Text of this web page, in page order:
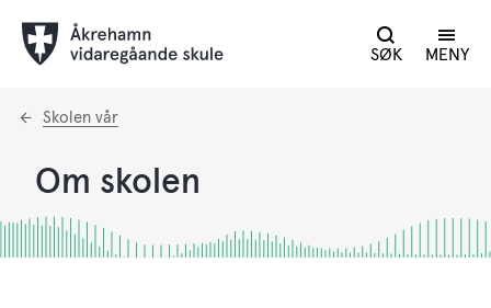
SØK MENY
Du
Skolen vår
Om skolen